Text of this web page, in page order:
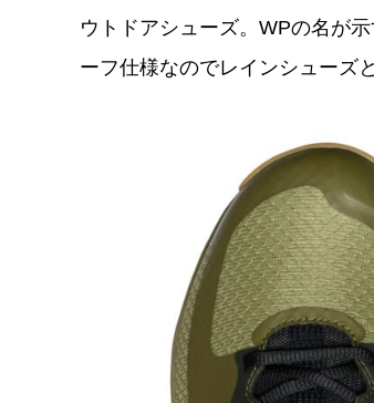
ウトドアシューズ。WPの名が
ーフ仕様なのでレインシューズ